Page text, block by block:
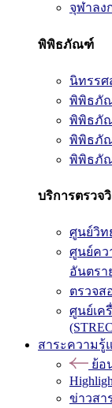
จุฬาล
พิพิธภัณฑ์
นิทรรศ
พิพิธภั
พิพิธภั
พิพิธภั
พิพิธภั
บริการตรวจ
ศูนย์วิท
ศูนย์คว
อันตรา
ตรวจ
ศูนย์เค
สาระความรู้
ย้อ
ข่าวสา